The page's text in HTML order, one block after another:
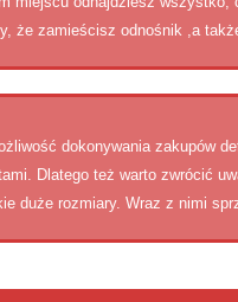
że zamieścisz odnośnik ,a
dokonywania zakupów
Dlatego też warto zwrócić
duże rozmiary. Wraz z nimi